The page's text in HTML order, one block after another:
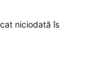
niciodată îs